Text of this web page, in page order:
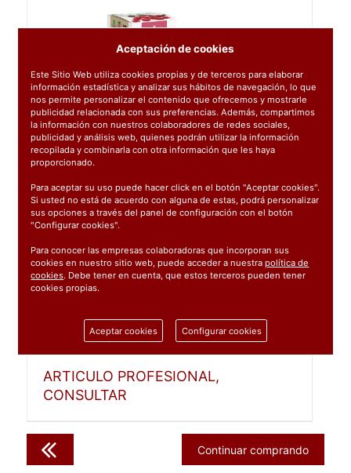
ARTICULO PROFESIONAL,
CONSULTAR
Continuar comprando
Aceptación de cookies
Este Sitio Web utiliza cookies propias y de terceros para elaborar
información estadística y analizar sus hábitos de navegación, lo que
nos permite personalizar el contenido que ofrecemos y mostrarle
publicidad relacionada con sus preferencias. Además, compartimos
la información con nuestros colaboradores de redes sociales,
publicidad y análisis web, quienes podrán utilizar la información
recopilada y combinarla con otra información que les haya
proporcionado.
Para aceptar su uso puede hacer click en el botón "Aceptar cookies".
Si usted no está de acuerdo con alguna de estas, podrá personalizar
sus opciones a través del panel de configuración con el botón
"Configurar cookies".
Para conocer las empresas colaboradoras que incorporan sus
cookies en nuestro sitio web, puede acceder a nuestrapolítica de
cookies. Debe tener en cuenta, que estos terceros pueden tener
cookies propias.
Aceptar cookies Configurar cookies